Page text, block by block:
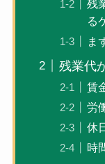
残
る
ま
残業代
賃
労
休
時